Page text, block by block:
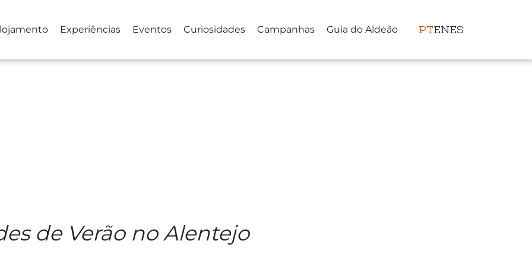
Experiências Eventos Curiosidades Campanhas Guia do Aldeão PTENES
de Verão no Alentejo